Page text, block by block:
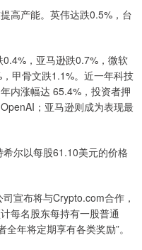
高产能。英伟达跌0.5%，台
，亚马逊跌0.7%，微软
甲骨文跌1.1%。近一年科技
内涨幅达 65.4%，投资者押
；亚马逊则成为表现最
尔以每股61.10美元的价格
宣布将与Crypto.com合作，
每名股东每持有一股普通
年将定期享有各类奖励”。